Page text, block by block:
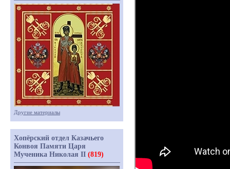
Другие материалы
Хопёрский отдел Казачьего
Конвоя Памяти Царя
Мученика Николая II (819)